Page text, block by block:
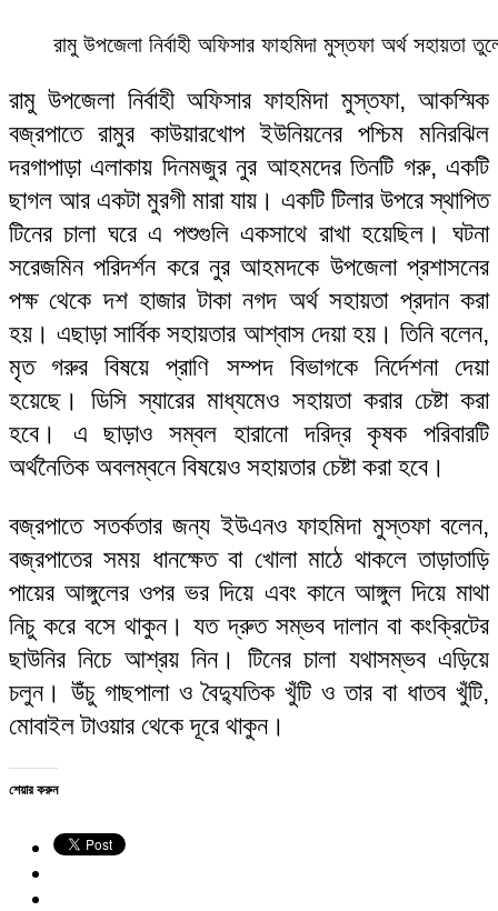
রামু উপজেলা নির্বাহী অফিসার ফাহমিদা মুস্তফা অর্থ সহায়তা
রামু উপজেলা নির্বাহী অফিসার ফাহমিদা মুস্তফা, আকস্মিক
বজ্রপাতে রামুর কাউয়ারখোপ ইউনিয়নের পশ্চিম মনিরঝিল
দরগাপাড়া এলাকায় দিনমজুর নুর আহমদের তিনটি গরু, একটি
ছাগল আর একটা মুরগী মারা যায়। একটি টিলার উপরে স্থাপিত
টিনের চালা ঘরে এ পশুগুলি একসাথে রাখা হয়েছিল। ঘটনা
সরেজমিন পরিদর্শন করে নুর আহমদকে উপজেলা প্রশাসনের
পক্ষ থেকে দশ হাজার টাকা নগদ অর্থ সহায়তা প্রদান করা
হয়। এছাড়া সার্বিক সহায়তার আশ্বাস দেয়া হয়। তিনি বলেন,
মৃত গরুর বিষয়ে প্রাণি সম্পদ বিভাগকে নির্দেশনা দেয়া
হয়েছে। ডিসি স্যারের মাধ্যমেও সহায়তা করার চেষ্টা করা
হবে। এ ছাড়াও সম্বল হারানো দরিদ্র কৃষক পরিবারটি
অর্থনৈতিক অবলম্বনে বিষয়েও সহায়তার চেষ্টা করা হবে।
বজ্রপাতে সতর্কতার জন্য ইউএনও ফাহমিদা মুস্তফা বলেন,
বজ্রপাতের সময় ধানক্ষেত বা খোলা মাঠে থাকলে তাড়াতাড়ি
পায়ের আঙ্গুলের ওপর ভর দিয়ে এবং কানে আঙ্গুল দিয়ে মাথা
নিচু করে বসে থাকুন। যত দ্রুত সম্ভব দালান বা কংক্রিটের
ছাউনির নিচে আশ্রয় নিন। টিনের চালা যথাসম্ভব এড়িয়ে
চলুন। উঁচু গাছপালা ও বৈদ্যুতিক খুঁটি ও তার বা ধাতব খুঁটি,
মোবাইল টাওয়ার থেকে দূরে থাকুন।
শেয়ার করুন